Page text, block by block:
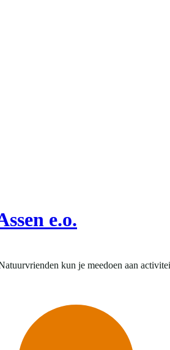
e.o.
kun je meedoen aan